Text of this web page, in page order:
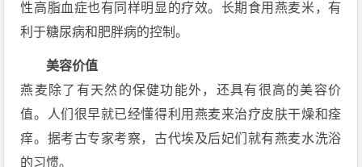
性高脂血症也有同样明显的疗效。长期食用燕麦米，有
利于糖尿病和肥胖病的控制。
美容价值
燕麦除了有天然的保健功能外，还具有很高的美容价
值。人们很早就已经懂得利用燕麦来治疗皮肤干燥和痊
痒。据考古专家考察，古代埃及后妃们就有燕麦水洗浴
的习惯。